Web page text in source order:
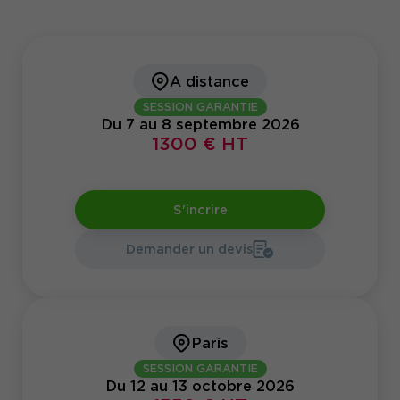
également établir un lien solide entre les
différentes parties de l'organisation.
A distance
SESSION GARANTIE
Du 7 au 8 septembre 2026
1300 € HT
S'incrire
Demander un devis
Paris
SESSION GARANTIE
Du 12 au 13 octobre 2026